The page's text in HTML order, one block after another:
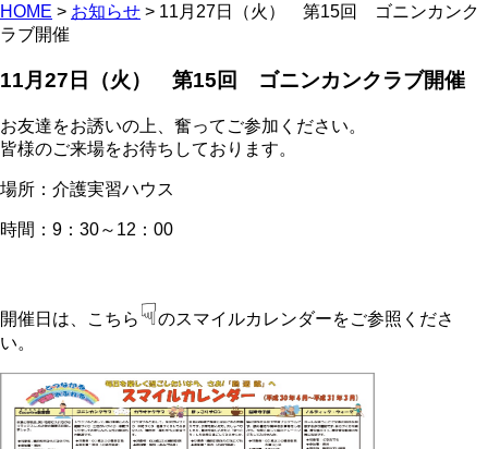
HOME > お知らせ > 11月27日（火） 第15回 ゴニンカンク
ラブ開催
11月27日（火） 第15回 ゴニンカンクラブ開催
お友達をお誘いの上、奮ってご参加ください。
皆様のご来場をお待ちしております。
場所：介護実習ハウス
時間：9：30～12：00
開催日は、こちら ☟のスマイルカレンダーをご参照くださ
い。